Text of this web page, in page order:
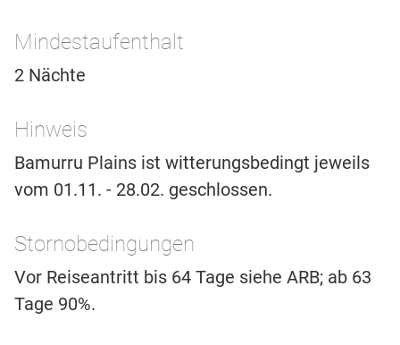
Mindestaufenthalt
2 Nächte
Hinweis
Bamurru Plains ist witterungsbedingt jeweils
vom 01.11. - 28.02. geschlossen.
Stornobedingungen
Vor Reiseantritt bis 64 Tage siehe ARB; ab 63
Tage 90%.